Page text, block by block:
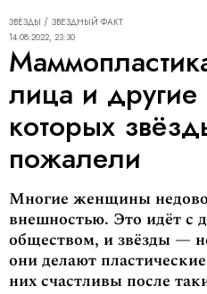
ЗВЁЗДЫ
ЗВЕЗДНЫЙ ФАКТ
14.08.2022, 23:30
лица и
которых
пожалели
Многие женщины
внешностью. Это идёт с
обществом, и звёзды —
они делают
них счастливы после